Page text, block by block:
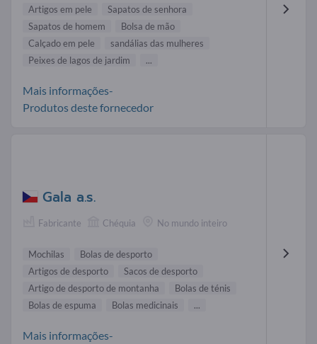
Artigos em pele
Sapatos de senhora
Sapatos de homem
Bolsa de mão
Calçado em pele
sandálias das mulheres
Peixes de lagos de jardim
...
Mais informações-
Produtos deste fornecedor
Gala a.s.
Fabricante Chéquia No mundo inteiro
Mochilas
Bolas de desporto
Artigos de desporto
Sacos de desporto
Artigo de desporto de montanha
Bolas de ténis
Bolas de espuma
Bolas medicinais ...
Mais informações-